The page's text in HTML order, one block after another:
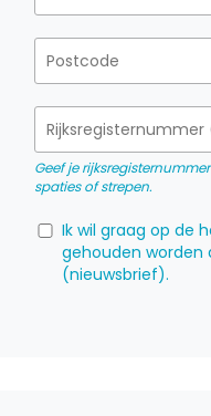
Geef je
spaties of strepen.
Ik wil graag op de
gehouden worden
(nieuwsbrief).